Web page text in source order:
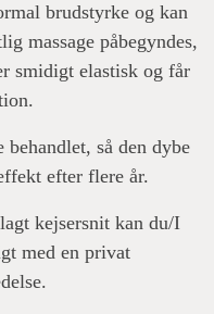
brudstyrke og kan
massage påbegyndes,
smidigt elastisk og får
så den dybe
efter flere år.
kejsersnit kan du/I
med en privat